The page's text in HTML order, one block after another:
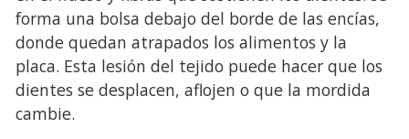
forma una bolsa debajo del borde de las encías,
donde quedan atrapados los alimentos y la
placa. Esta lesión del tejido puede hacer que los
dientes se desplacen, aflojen o que la mordida
cambie.